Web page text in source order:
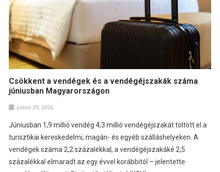
Csökkent a vendégek és a vendégéjszakák száma
júniusban Magyarországon
július 29, 2026
Júniusban 1,9 millió vendég 4,3 millió vendégéjszakát töltött el a
turisztikai kereskedelmi, magán- és egyéb szálláshelyeken. A
vendégek száma 2,2 százalékkal, a vendégéjszakáké 2,5
százalékkal elmaradt az egy évvel korábbitól – jelentette